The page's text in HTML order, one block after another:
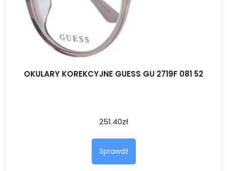
OKULARY KOREKCYJNE GUESS GU 2719F 081 52
251.40zł
Sprawdź